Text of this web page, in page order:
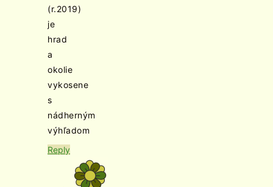
(r.2019)
je
hrad
a
okolie
vykosene
s
nádherným
výhľadom
Reply